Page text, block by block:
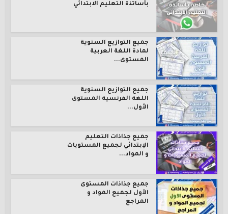
بأساتذة التعليم الابتدائي
جميع التوازيع السنوية
لمادة اللغة العربية
المستوى...
جميع التوازيع السنوية
اللغة الفرنسية المستوى
الأول...
جميع جذاذات التعليم
الإبتدائي لجميع المستويات
و المواد...
جميع جذاذات المستوى
الأول لجميع المواد و
المراجع